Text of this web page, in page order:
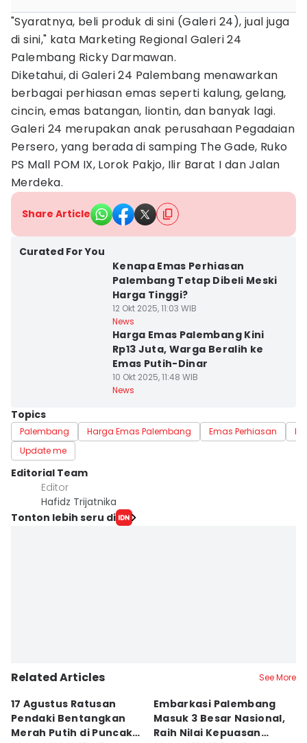
"Syaratnya, beli produk di sini (Galeri 24), jual juga
di sini," kata Marketing Regional Galeri 24
Palembang Ricky Darmawan.
Diketahui, di Galeri 24 Palembang menawarkan
berbagai perhiasan emas seperti kalung, gelang,
cincin, emas batangan, liontin, dan banyak lagi.
Galeri 24 merupakan anak perusahaan Pegadaian
Persero, yang berada di samping The Gade, Ruko
PS Mall POM IX, Lorok Pakjo, Ilir Barat I dan Jalan
Merdeka.
Share Article
Curated For You
Kenapa Emas Perhiasan
Palembang Tetap Dibeli Meski
Harga Tinggi?
12 Okt 2025, 11:03 WIB
News
Harga Emas Palembang Kini
Rp13 Juta, Warga Beralih ke
Emas Putih-Dinar
10 Okt 2025, 11:48 WIB
News
Topics
Palembang Harga Emas Palembang Emas Perhiasan
Update me
Editorial Team
Editor
Hafidz Trijatnika
Tonton lebih seru di
Related Articles See More
17 Agustus Ratusan
Pendaki Bentangkan
Merah Putih di Puncak
Embarkasi Palembang
Masuk 3 Besar Nasional,
Raih Nilai Kepuasan